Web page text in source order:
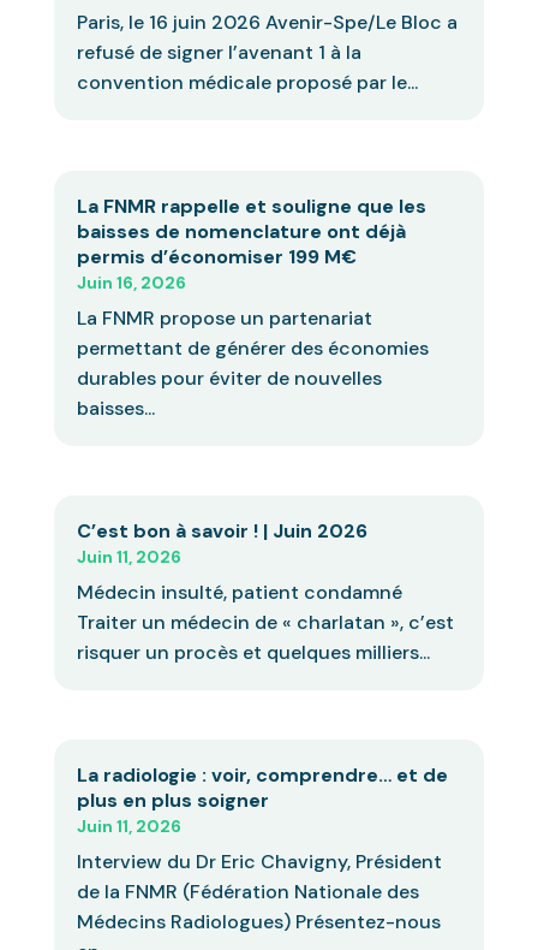
Paris, le 16 juin 2026 Avenir-Spe/Le Bloc a
refusé de signer l’avenant 1 à la
convention médicale proposé par le...
La FNMR rappelle et souligne que les
baisses de nomenclature ont déjà
permis d’économiser 199 M€
Juin 16, 2026
La FNMR propose un partenariat
permettant de générer des économies
durables pour éviter de nouvelles
baisses...
C’est bon à savoir ! | Juin 2026
Juin 11, 2026
Médecin insulté, patient condamné
Traiter un médecin de « charlatan », c’est
risquer un procès et quelques milliers...
La radiologie : voir, comprendre… et de
plus en plus soigner
Juin 11, 2026
Interview du Dr Eric Chavigny, Président
de la FNMR (Fédération Nationale des
Médecins Radiologues) Présentez-nous